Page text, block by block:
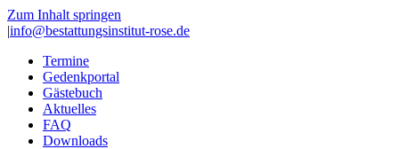
Zum Inhalt springen
|info@bestattungsinstitut-rose.de
Termine
Gedenkportal
Gästebuch
Aktuelles
FAQ
Downloads